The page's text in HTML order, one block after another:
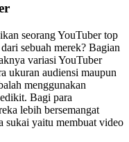
seorang YouTuber top
sebuah merek? Bagian
variasi YouTuber
ukuran audiensi maupun
menggunakan
Bagi para
lebih bersemangat
sukai yaitu membuat video